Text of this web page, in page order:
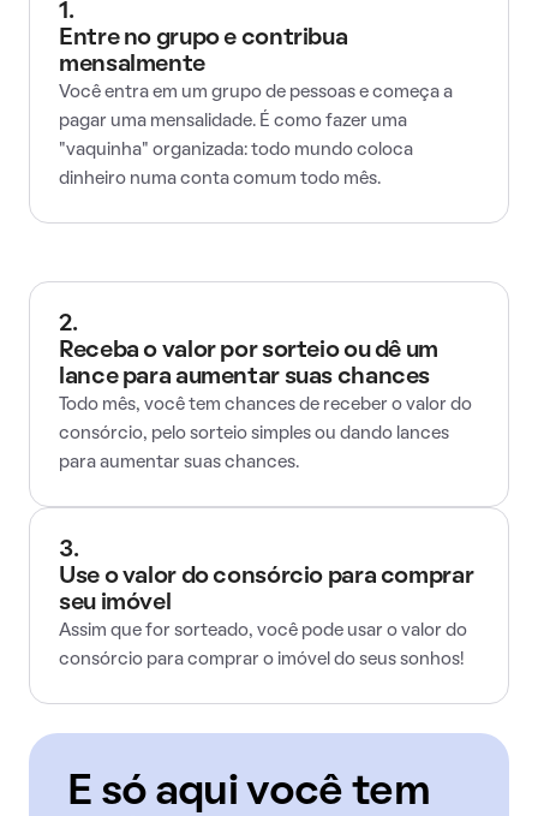
1.
Entre no grupo e contribua
mensalmente
Você entra em um grupo de pessoas e começa a
pagar uma mensalidade. É como fazer uma
"vaquinha" organizada: todo mundo coloca
dinheiro numa conta comum todo mês.
2.
Receba o valor por sorteio ou dê um
lance para aumentar suas chances
Todo mês, você tem chances de receber o valor do
consórcio, pelo sorteio simples ou dando lances
para aumentar suas chances.
3.
Use o valor do consórcio para comprar
seu imóvel
Assim que for sorteado, você pode usar o valor do
consórcio para comprar o imóvel do seus sonhos!
E só aqui você tem